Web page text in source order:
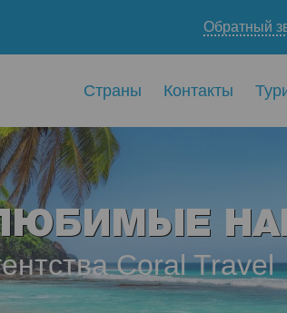
Обратный
Страны Контакты
Coral Travel